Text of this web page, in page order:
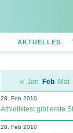
AKTUELLES
« Jan Feb Mär
28. Feb 2010
Athletiktest gibt erste
28. Feb 2010